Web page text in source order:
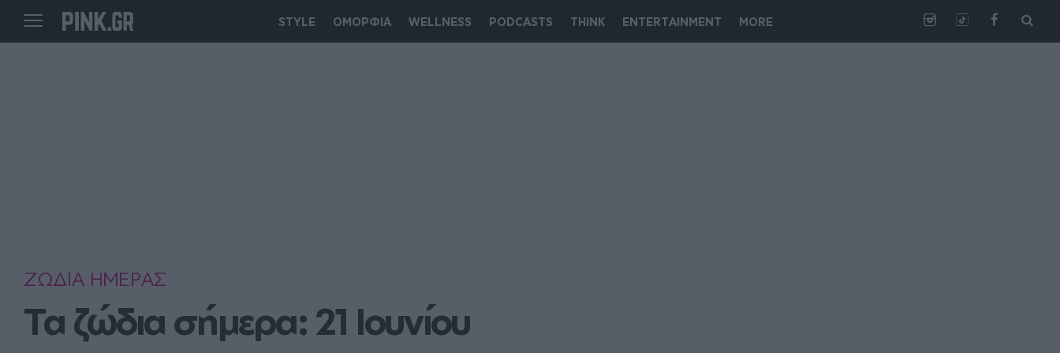
STYLE ΟΜΟΡΦΙΑ WELLNESS PODCASTS THINK ENTERTAINMENT MORE
ΖΩΔΙΑ ΗΜΕΡΑΣ
Τα ζώδια σήμερα: 21 Ιουνίου